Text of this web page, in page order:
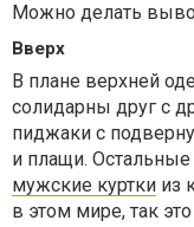
Можно делать
Вверх
В плане верхней
солидарны друг с
пиджаки с
и плащи.
мужские куртки из
в этом мире, так